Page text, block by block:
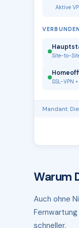
Aktive
Site-to-
SSL-VPN
Mandant:
Warum
Auch ohne
schneller.